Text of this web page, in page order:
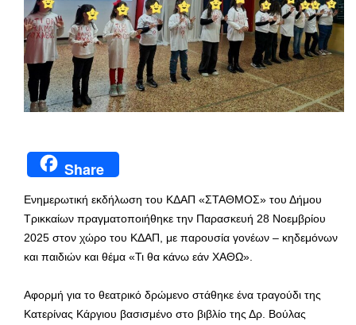
Share
Ενημερωτική εκδήλωση του ΚΔΑΠ «ΣΤΑΘΜΟΣ» του Δήμου
Τρικκαίων πραγματοποιήθηκε την Παρασκευή 28 Νοεμβρίου
2025 στον χώρο του ΚΔΑΠ, με παρουσία γονέων – κηδεμόνων
και παιδιών και θέμα «Τι θα κάνω εάν ΧΑΘΩ».
Αφορμή για το θεατρικό δρώμενο στάθηκε ένα τραγούδι της
Κατερίνας Κάργιου βασισμένο στο βιβλίο της Δρ. Βούλας